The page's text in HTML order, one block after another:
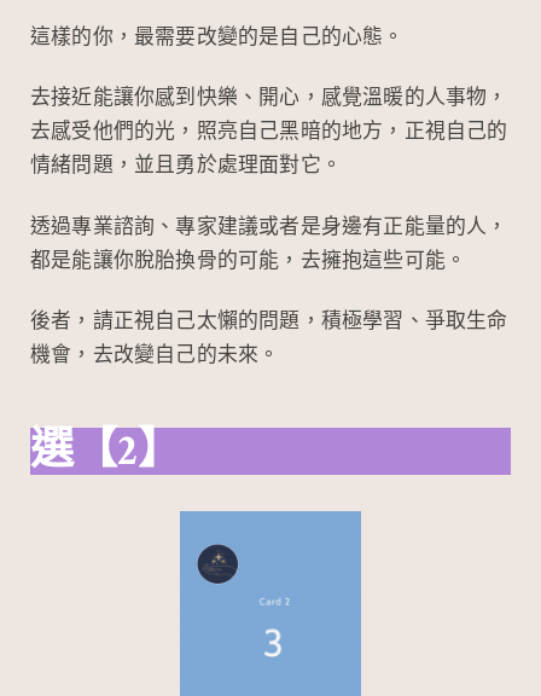
這樣的你，最需要改變的是自己的心態。
去接近能讓你感到快樂、開心，感覺溫暖的人事物，
去感受他們的光，照亮自己黑暗的地方，正視自己的
情緒問題，並且勇於處理面對它。
透過專業諮詢、專家建議或者是身邊有正能量的人，
都是能讓你脫胎換骨的可能，去擁抱這些可能。
後者，請正視自己太懶的問題，積極學習、爭取生命
機會，去改變自己的未來。
選【2】